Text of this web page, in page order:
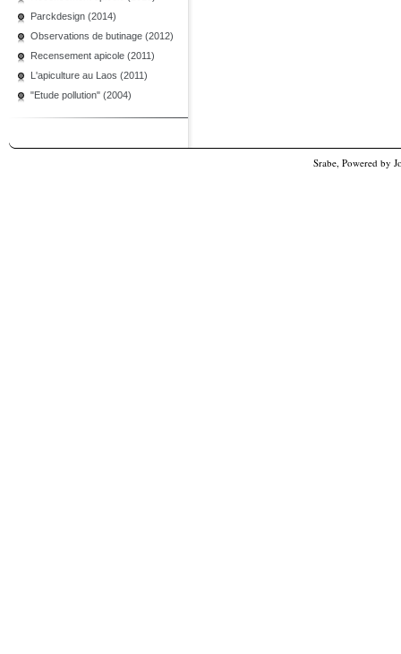
Parckdesign (2014)
Observations de butinage (2012)
Recensement apicole (2011)
L'apiculture au Laos (2011)
"Etude pollution" (2004)
Srabe, Powered by